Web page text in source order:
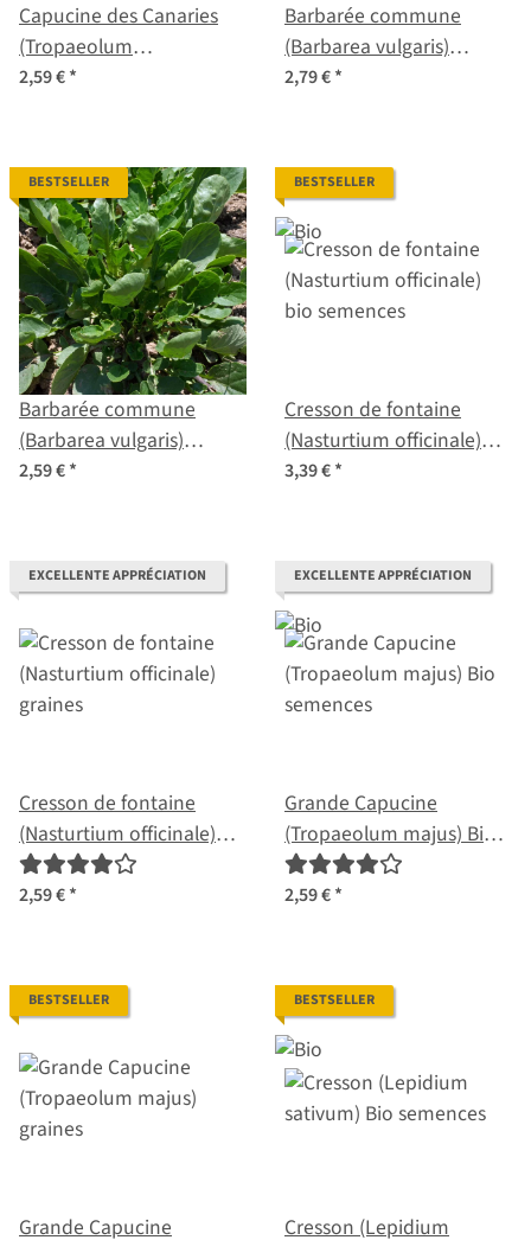
Capucine des Canaries
(Tropaeolum
peregrinum) graines
2,59 €*
Barbarée commune
(Barbarea vulgaris)
semences
2,79 €*
BESTSELLER
Barbarée commune
(Barbarea vulgaris)
graines
2,59 €*
BESTSELLER
Cresson de fontaine
(Nasturtium officinale)
bio semences
3,39 €*
EXCELLENTE APPRÉCIATION
Cresson de fontaine
(Nasturtium officinale)
graines
2,59 €*
EXCELLENTE APPRÉCIATION
Grande Capucine
(Tropaeolum majus) Bio
semences
2,59 €*
BESTSELLER
Grande Capucine
BESTSELLER
Cresson (Lepidium